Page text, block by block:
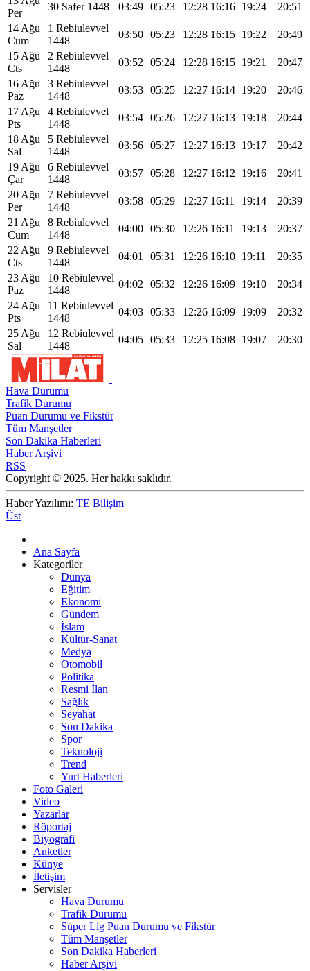
Per
30 Safer 1448 03:49 05:23 12:28 16:16 19:24
20:51
14 Ağu
Cum
1 Rebiulevvel
1448
03:50 05:23 12:28 16:15 19:22
20:49
15 Ağu
Cts
2 Rebiulevvel
1448
03:52 05:24 12:28 16:15 19:21
20:47
16 Ağu
Paz
3 Rebiulevvel
1448
03:53 05:25 12:27 16:14 19:20
20:46
17 Ağu
Pts
4 Rebiulevvel
1448
03:54 05:26 12:27 16:13 19:18
20:44
18 Ağu
Sal
5 Rebiulevvel
1448
03:56 05:27 12:27 16:13 19:17
20:42
19 Ağu
Çar
6 Rebiulevvel
1448
03:57 05:28 12:27 16:12 19:16
20:41
20 Ağu
Per
7 Rebiulevvel
1448
03:58 05:29 12:27 16:11 19:14
20:39
21 Ağu
Cum
8 Rebiulevvel
1448
04:00 05:30 12:26 16:11 19:13
20:37
22 Ağu
Cts
9 Rebiulevvel
1448
04:01 05:31 12:26 16:10 19:11
20:35
23 Ağu
Paz
10 Rebiulevvel
1448
04:02 05:32 12:26 16:09 19:10
20:34
24 Ağu
Pts
11 Rebiulevvel
1448
04:03 05:33 12:26 16:09 19:09
20:32
25 Ağu
Sal
12 Rebiulevvel
1448
04:05 05:33 12:25 16:08 19:07 20:30
Hava Durumu
Trafik Durumu
Puan Durumu ve Fikstür
Tüm Manşetler
Son Dakika Haberleri
Haber Arşivi
RSS
Copyright © 2025. Her hakkı saklıdır.
Haber Yazılımı: TE Bilişim
Üst
Ana Sayfa
Kategoriler
Dünya
Eğitim
Ekonomi
Gündem
İslam
Kültür-Sanat
Medya
Otomobil
Politika
Resmi İlan
Sağlık
Seyahat
Son Dakika
Spor
Teknoloji
Trend
Yurt Haberleri
Foto Galeri
Video
Yazarlar
Röportaj
Biyografi
Anketler
Künye
İletişim
Servisler
Hava Durumu
Trafik Durumu
Süper Lig Puan Durumu ve Fikstür
Tüm Manşetler
Son Dakika Haberleri
Haber Arşivi